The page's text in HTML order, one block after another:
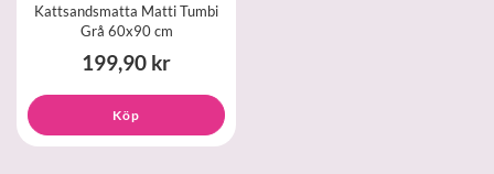
Kattsandsmatta Matti Tumbi
Grå 60x90 cm
199,90 kr
Köp